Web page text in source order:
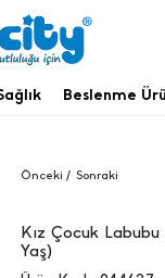
Beslenme
Önceki / Sonraki
Kız Çocuk Labubu
Yaş)